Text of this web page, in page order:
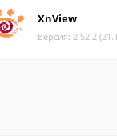
XnView
Версия: 2.52.2